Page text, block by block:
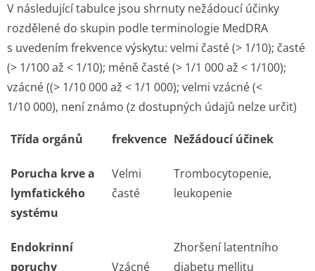
V následující tabulce jsou shrnuty nežádoucí účinky
rozdělené do skupin podle terminologie MedDRA
s uvedením frekvence výskytu: velmi časté (> 1/10); časté
(> 1/100 až < 1/10); méně časté (> 1/1 000 až < 1/100);
vzácné ((> 1/10 000 až < 1/1 000); velmi vzácné (<
1/10 000), není známo (z dostupných údajů nelze určit)
Třída orgánů frekvence Nežádoucí účinek
Porucha krve a
lymfatického
systému
Velmi
časté
Trombocytopenie,
leukopenie
Endokrinní
poruchy
Vzácné
Zhoršení latentního
diabetu mellitu